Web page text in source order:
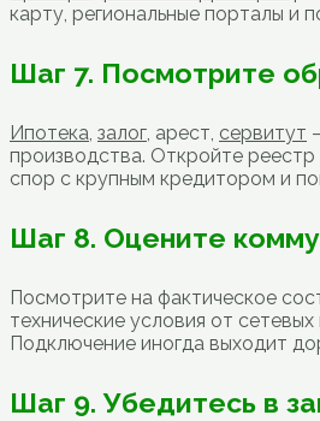
карту, региональные порталы и
Шаг 7. Посмотрите
Ипотека, залог, арест, сервитут
производства. Откройте
спор с крупным кредитором и
Шаг 8. Оцените
Посмотрите на фактическое
технические условия от
Подключение иногда выходит
Шаг 9. Убедитесь в